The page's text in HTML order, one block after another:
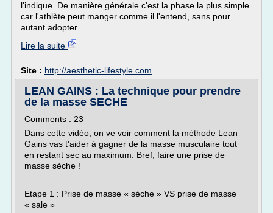
l'indique. De manière générale c'est la phase la plus simple
car l'athlète peut manger comme il l'entend, sans pour
autant adopter...
Lire la suite
Site : http://aesthetic-lifestyle.com
LEAN GAINS : La technique pour prendre
de la masse SECHE
Comments : 23
Dans cette vidéo, on ve voir comment la méthode Lean
Gains vas t'aider à gagner de la masse musculaire tout
en restant sec au maximum. Bref, faire une prise de
masse sèche !
Etape 1 : Prise de masse « sèche » VS prise de masse
« sale »